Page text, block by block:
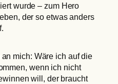
wurde – zum Hero
der so etwas anders
mich: Wäre ich auf die
wenn ich nicht
will, der braucht